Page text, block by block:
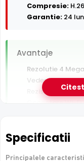
Compresie:
Garantie: 24
Avantaje
Rezolutie 4
Vedere
Rezistenta la
Conectare Wi-
aplicatie
Specificatii
Principalele